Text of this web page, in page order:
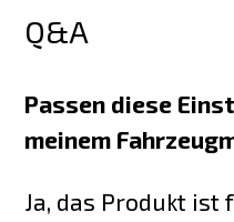
Q&A
Passen diese
meinem
Ja, das Produkt ist